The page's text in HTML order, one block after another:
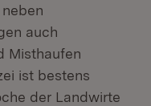
auch
Misthaufen
ist bestens
der Landwirte